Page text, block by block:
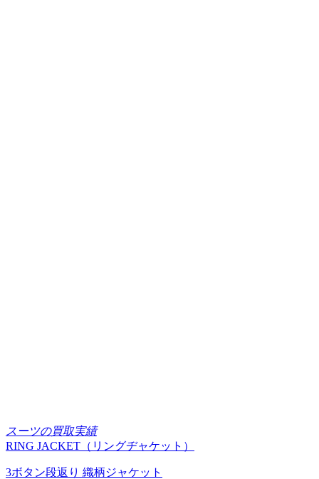
スーツの買取実績
RING JACKET（リングヂャケット）
3ボタン段返り 織柄ジャケット